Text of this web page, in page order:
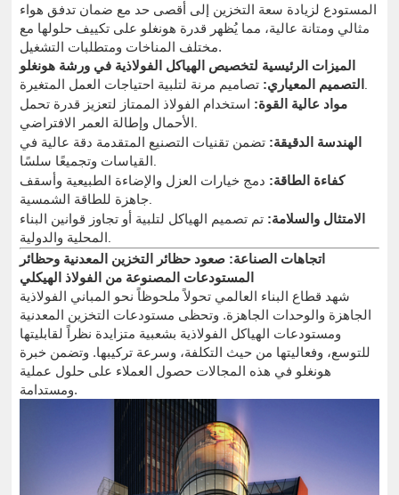
المستودع لزيادة سعة التخزين إلى أقصى حد مع ضمان تدفق هواء
مثالي ومتانة عالية، مما يُظهر قدرة هونغلو على تكييف حلولها مع
مختلف المناخات ومتطلبات التشغيل.
الميزات الرئيسية لتخصيص الهياكل الفولاذية في ورشة هونغلو
التصميم المعياري:
مواد عالية القوة: استخدام الفولاذ الممتاز لتعزيز قدرة تحمل
الهندسة الدقيقة: تضمن تقنيات التصنيع المتقدمة دقة عالية في
كفاءة الطاقة: دمج خيارات العزل والإضاءة الطبيعية وأسقف
الامتثال والسلامة: تم تصميم الهياكل لتلبية أو تجاوز قوانين البناء
اتجاهات الصناعة: صعود حظائر التخزين المعدنية وحظائر
المستودعات المصنوعة من الفولاذ الهيكلي
شهد قطاع البناء العالمي تحولاً ملحوظاً نحو المباني الفولاذية
الجاهزة والوحدات الجاهزة. وتحظى مستودعات التخزين المعدنية
ومستودعات الهياكل الفولاذية بشعبية متزايدة نظراً لقابليتها
للتوسع، وفعاليتها من حيث التكلفة، وسرعة تركيبها. وتضمن خبرة
هونغلو في هذه المجالات حصول العملاء على حلول عملية
ومستدامة.